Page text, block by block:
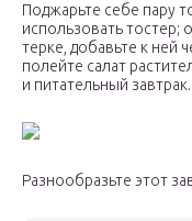
Поджарьте себе пару
использовать тостер;
терке, добавьте к ней
полейте салат
и питательный завтрак.
Разнообразьте этот